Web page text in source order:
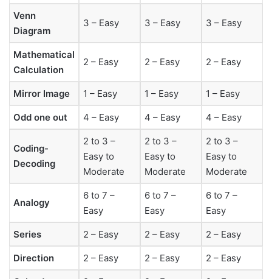
Venn
Diagram
3 – Easy 3 – Easy 3 – Easy
Mathematical
Calculation
2 – Easy 2 – Easy 2 – Easy
Mirror Image 1 – Easy 1 – Easy 1 – Easy
Odd one out 4 – Easy 4 – Easy 4 – Easy
Coding-
Decoding
2 to 3 –
Easy to
Moderate
2 to 3 –
Easy to
Moderate
2 to 3 –
Easy to
Moderate
Analogy
6 to 7 –
Easy
6 to 7 –
Easy
6 to 7 –
Easy
Series 2 – Easy 2 – Easy 2 – Easy
Direction 2 – Easy 2 – Easy 2 – Easy